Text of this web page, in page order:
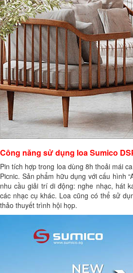
Công năng sử dụng loa Sumico
Pin tích hợp trong loa dùng 8h thoải mái
Picnic. Sản phẩm hữu dụng với cấu hình
nhu cầu giải trí di động: nghe nhạc, hát
các nhạc cụ khác. Loa cũng có thể sử
thảo thuyết trình hội họp.